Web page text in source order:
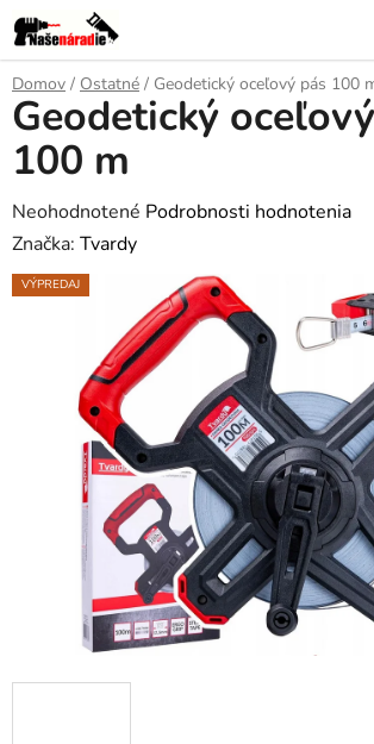
Prejsť
na
obsah
Domov / Ostatné / Geodetický oceľový pás 100
Geodetický
100 m
Priemerné
hodnotenie
produktu
hviezdičiek.
Neohodnotené Podrobnosti hodnotenia
Značka: Tvardy
VÝPREDAJ